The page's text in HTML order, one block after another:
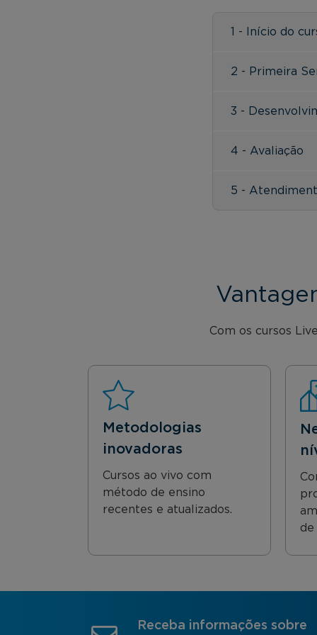
1 - Início do
2 - Primeira
3 -
4 - Avaliação
5 -
Com os cursos
Metodologias
inovadoras
Cursos ao vivo com
método de ensino
recentes e atualizados.
de
Receba informações sobre